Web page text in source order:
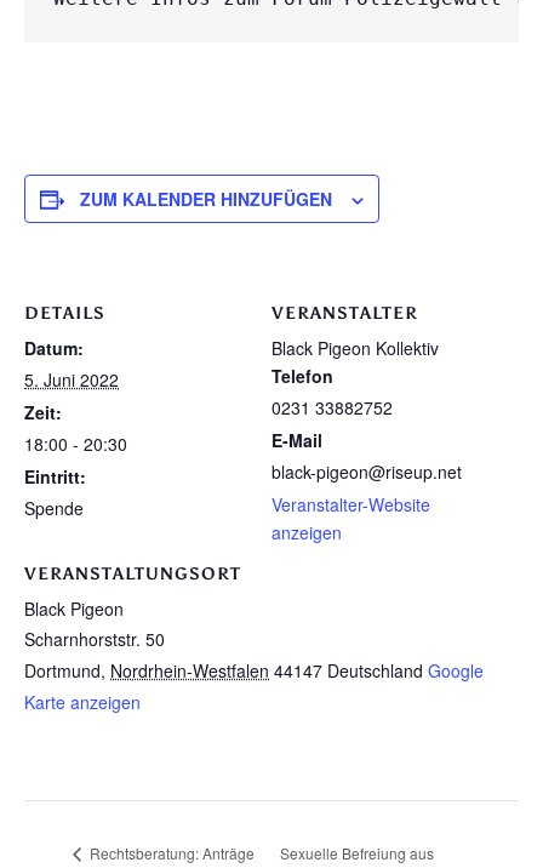
ZUM KALENDER HINZUFÜGEN
DETAILS
Datum:
5. Juni 2022
Zeit:
18:00 - 20:30
Eintritt:
Spende
VERANSTALTUNGSORT
Black Pigeon
Scharnhorststr. 50
Dortmund, Nordrhein-Westfalen 44147 Deutschland Google
Karte anzeigen
VERANSTALTER
Black Pigeon Kollektiv
Telefon
0231 33882752
E-Mail
black-pigeon@riseup.net
Veranstalter-Website
anzeigen
Rechtsberatung: Anträge
Sexuelle Befreiung aus